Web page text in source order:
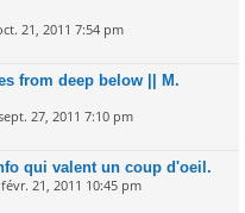
21, 2011 7:54 pm
from deep below || M.
27, 2011 7:10 pm
qui valent un coup d'oeil.
21, 2011 10:45 pm